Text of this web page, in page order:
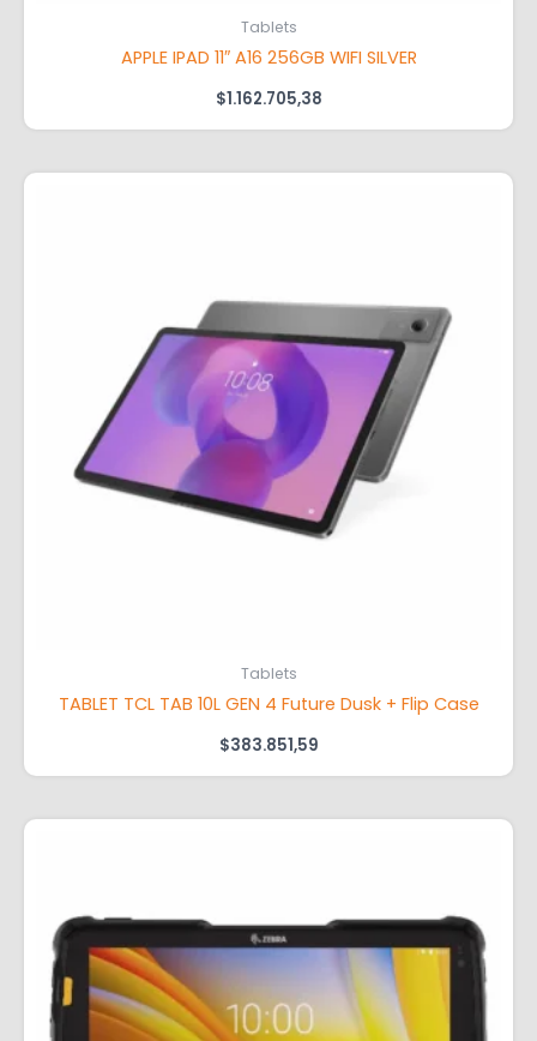
Tablets
APPLE IPAD 11″ A16 256GB WIFI SILVER
$1.162.705,38
Tablets
TABLET TCL TAB 10L GEN 4 Future Dusk + Flip Case
$383.851,59